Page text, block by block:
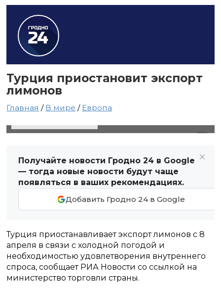
Турция приостановит экспорт
лимонов
Главная / В мире / Европа
Получайте новости Гродно 24 в Google
— тогда новые новости будут чаще
появляться в ваших рекомендациях.
Добавить Гродно 24 в Google
Турция приостанавливает экспорт лимонов с 8
апреля в связи с холодной погодой и
необходимостью удовлетворения внутреннего
спроса, сообщает РИА Новости со ссылкой на
министерство торговли страны.